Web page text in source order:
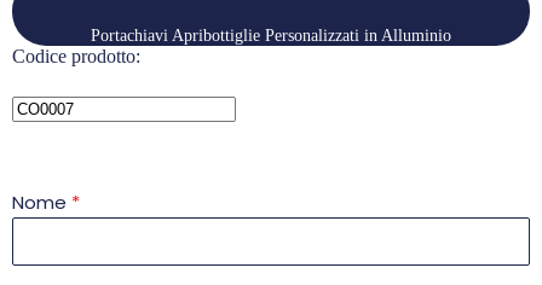
Portachiavi Apribottiglie Personalizzati in Alluminio
Codice prodotto:
Nome *